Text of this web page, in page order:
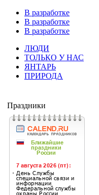
В разработке
В разработке
В разработке
ЛЮДИ
ТОЛЬКО У НАС
ЯНТАРЬ
ПРИРОДА
Праздники